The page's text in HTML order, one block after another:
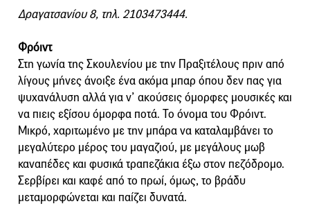
Δραγατσανίου 8, τηλ. 2103473444.
Φρόιντ
Στη γωνία της Σκουλενίου με την Πραξιτέλους πριν από
λίγους μήνες άνοιξε ένα ακόμα μπαρ όπου δεν πας για
ψυχανάλυση αλλά για ν’ ακούσεις όμορφες μουσικές και
να πιεις εξίσου όμορφα ποτά. Το όνομα του Φρόιντ.
Μικρό, χαριτωμένο με την μπάρα να καταλαμβάνει το
μεγαλύτερο μέρος του μαγαζιού, με μεγάλους μωβ
καναπέδες και φυσικά τραπεζάκια έξω στον πεζόδρομο.
Σερβίρει και καφέ από το πρωί, όμως, το βράδυ
μεταμορφώνεται και παίζει δυνατά.